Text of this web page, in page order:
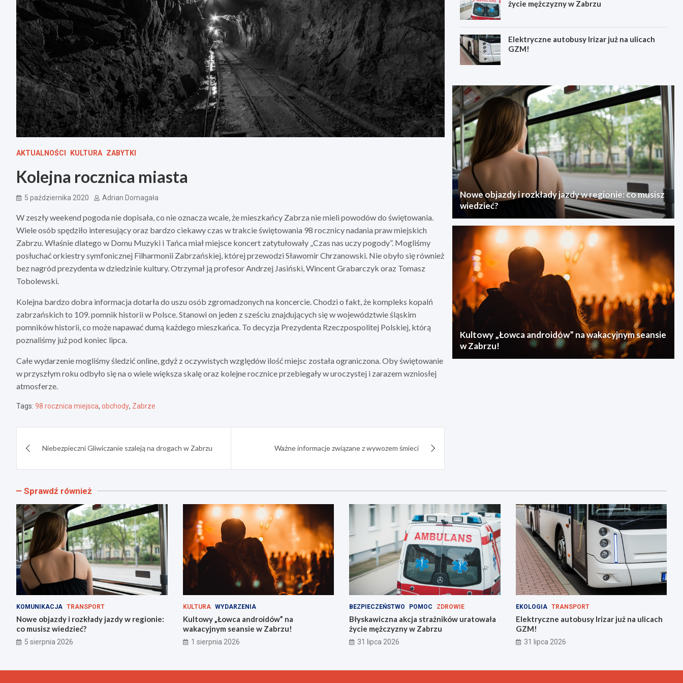
AKTUALNOŚCI KULTURA ZABYTKI
Kolejna rocznica miasta
5 października 2020 Adrian Domagała
W zeszły weekend pogoda nie dopisała, co nie oznacza wcale, że mieszkańcy Zabrza nie mieli powodów do świętowania.
Wiele osób spędziło interesujący oraz bardzo ciekawy czas w trakcie świętowania 98 rocznicy nadania praw miejskich
Zabrzu. Właśnie dlatego w Domu Muzyki i Tańca miał miejsce koncert zatytułowały „Czas nas uczy pogody”. Mogliśmy
posłuchać orkiestry symfonicznej Filharmonii Zabrzańskiej, której przewodzi Sławomir Chrzanowski. Nie obyło się również
bez nagród prezydenta w dziedzinie kultury. Otrzymał ją profesor Andrzej Jasiński, Wincent Grabarczyk oraz Tomasz
Tobolewski.
Kolejna bardzo dobra informacja dotarła do uszu osób zgromadzonych na koncercie. Chodzi o fakt, że kompleks kopalń
zabrzańskich to 109. pomnik historii w Polsce. Stanowi on jeden z sześciu znajdujących się w województwie śląskim
pomników historii, co może napawać dumą każdego mieszkańca. To decyzja Prezydenta Rzeczpospolitej Polskiej, którą
poznaliśmy już pod koniec lipca.
Całe wydarzenie mogliśmy śledzić online, gdyż z oczywistych względów ilość miejsc została ograniczona. Oby świętowanie
w przyszłym roku odbyło się na o wiele większa skalę oraz kolejne rocznice przebiegały w uroczystej i zarazem wzniosłej
atmosferze.
Tags: 98 rocznica miejsca, obchody, Zabrze
wpisuNiebezpieczni Gliwiczanie szaleją na drogach w Zabrzu Ważne informacje związane z wywozem śmieci
życie mężczyzny w Zabrzu
Elektryczne autobusy Irizar już na ulicach
GZM!
Nowe objazdy i rozkłady jazdy w regionie: co musisz
wiedzieć?
Kultowy „Łowca androidów” na wakacyjnym seansie
w Zabrzu!
Sprawdź również
KOMUNIKACJA TRANSPORT
Nowe objazdy i rozkłady jazdy w regionie:
co musisz wiedzieć?
5 sierpnia 2026
KULTURA WYDARZENIA
Kultowy „Łowca androidów” na
wakacyjnym seansie w Zabrzu!
1 sierpnia 2026
BEZPIECZEŃSTWO POMOC ZDROWIE
Błyskawiczna akcja strażników uratowała
życie mężczyzny w Zabrzu
31 lipca 2026
EKOLOGIA TRANSPORT
Elektryczne autobusy Irizar już na ulicach
GZM!
31 lipca 2026